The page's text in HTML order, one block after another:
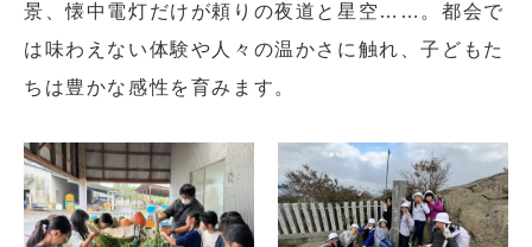
景、懐中電灯だけが頼りの夜道と星空……。都会で
は味わえない体験や人々の温かさに触れ、子どもた
ちは豊かな感性を育みます。